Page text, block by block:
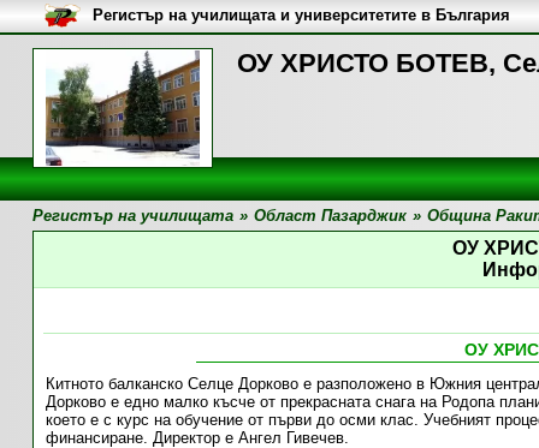
ОУ ХРИСТО БОТЕВ,
Регистър на училищата и университетите в България
Регистър на училищата » Област Пазарджик » Община
ОУ
ОУ
Китното балканско Селце Дорково е разположено в Южния
Дорково е едно малко късче от прекрасната снага на Родопа
което е с курс на обучение от първи до осми клас. Учебният
финансиране. Директор е Ангел Гивечев.